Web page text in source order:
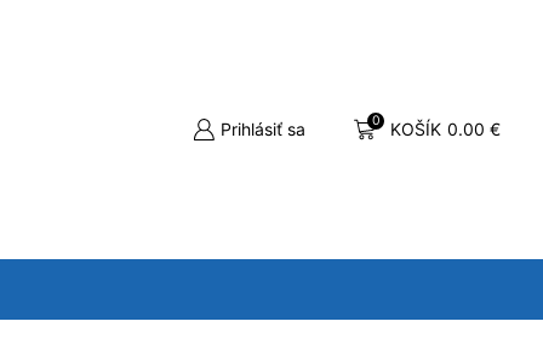
Prihlásiť sa 0 KOŠÍK 0.00 €